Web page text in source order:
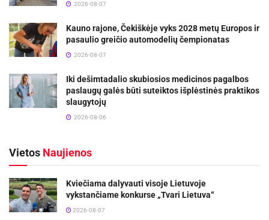
2026-08-07
Kauno rajone, Čekiškėje vyks 2028 metų Europos ir
pasaulio greičio automodelių čempionatas
2026-08-07
Iki dešimtadalio skubiosios medicinos pagalbos
paslaugų galės būti suteiktos išplėstinės praktikos
slaugytojų
2026-08-06
Vietos Naujienos
Kviečiama dalyvauti visoje Lietuvoje
vykstančiame konkurse „Tvari Lietuva“
2026-08-07